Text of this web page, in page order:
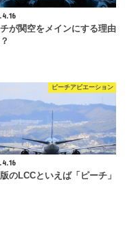
が関空をメインにする理由
ピーチアビエーション
のLCCといえば「ピーチ」